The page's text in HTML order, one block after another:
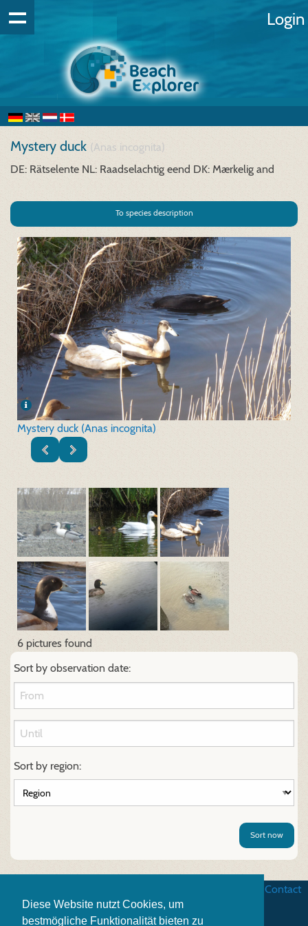
Diese Website nutzt Cookies, um
bestmögliche Funktionalität bieten zu
Login
Mystery duck (Anas incognita)
DE: Rätselente NL: Raadselachtig eend DK: Mærkelig and
To species description
Mystery duck (Anas incognita)
6 pictures found
Sort by observation date:
Sort by region:
Sort now
Contact